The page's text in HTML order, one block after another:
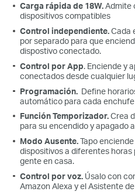
Carga rápida de 18W.Admite
dispositivos compatibles
Control independiente.Cada
por separado para que
dispostivo conectado.
Control por App. Enciende y
conectados desde cualquier
Programación. Define
automático para cada enchufe
Función Temporizador.Crea
para su encendido y apagado
Modo Ausente.Tapo
dispositivos a diferentes
gente en casa.
Control por voz. Úsalo con
Amazon Alexa y el Asistente